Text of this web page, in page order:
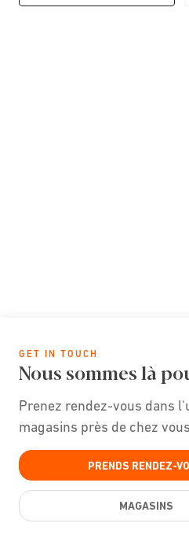
GET IN TOUCH
Nous sommes là
Prenez rendez-vous dans
magasins près de chez
PRENDS RENDEZ-
MAGASINS